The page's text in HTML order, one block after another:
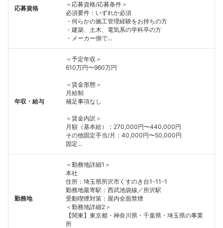
応募資格
＜応募資格/応募条件＞
必須要件：いずれか必須
・何らかの施工管理経験をお持ちの方
・建築、土木、電気系の学科卒の方
・メーカー側で...
年収・給与
＜予定年収＞
610万円〜960万円
＜賃金形態＞
月給制
補足事項なし
＜賃金内訳＞
月額（基本給）：270,000円〜440,000円
その他固定手当/月：40,000円〜50,000円
固定...
勤務地
＜勤務地詳細1＞
本社
住所：埼玉県所沢市くすのき台1-11-1
勤務地最寄駅：西武池袋線／所沢駅
受動喫煙対策：屋内全面禁煙
＜勤務地詳細2＞
【関東】東京都・神奈川県・千葉県・埼玉県の事業
所